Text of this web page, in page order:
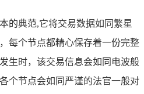
的典范,它将交易数据如同繁星
每个节点都精心保存着一份完整
生时，该交易信息会如同电波般
个节点会如同严谨的法官一般对